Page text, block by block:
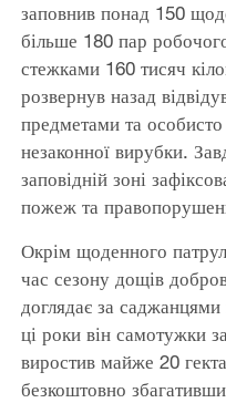
заповнив понад 150
більше 180 пар
стежками 160 тисяч
розвернув назад
предметами та
незаконної вирубки.
заповідній зоні
пожеж та
Окрім щоденного
час сезону дощів
доглядає за
ці роки він самотужки
виростив майже 20
безкоштовно